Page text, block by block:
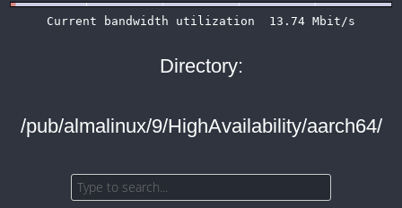
Directory:
/pub/almalinux/9/HighAvailability/aarch64/